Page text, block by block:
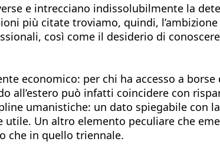
e intrecciano indissolubilmente la
più citate troviamo, quindi,
così come il desiderio di
economico: per chi ha accesso a
all’estero può infatti coincidere con
umanistiche: un dato spiegabile con
Un altro elemento peculiare che
che in quello triennale.